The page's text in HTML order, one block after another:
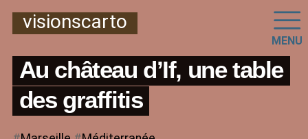
visionscarto
MENU
Au château d’If, une table
des graffitis